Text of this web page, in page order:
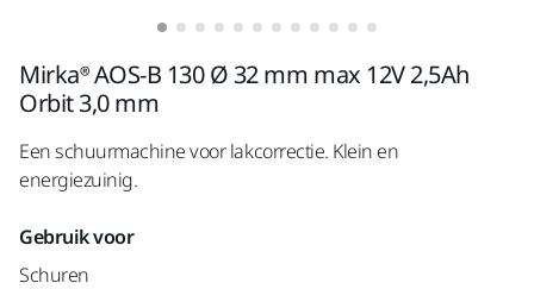
Mirka® AOS-B 130 Ø 32 mm max 12V 2,5Ah
Orbit 3,0 mm
Een schuurmachine voor lakcorrectie. Klein en
energiezuinig.
Gebruik voor
Schuren